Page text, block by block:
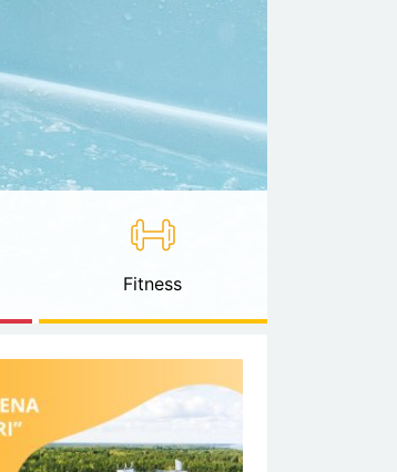
Fitness